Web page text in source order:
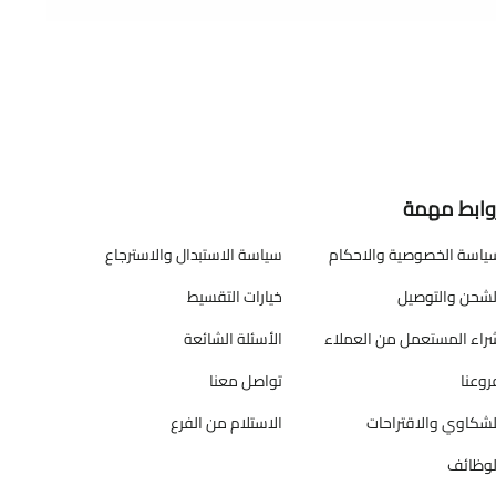
مهمة
الخصوصية والاحكام
سياسة الاستبدال والاسترجاع
والتوصيل
خيارات التقسيط
المستعمل من العملاء
الأسئلة الشائعة
تواصل معنا
والاقتراحات
الاستلام من الفرع